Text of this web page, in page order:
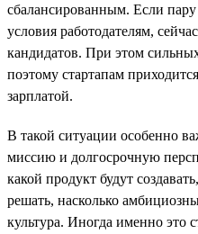
сбалансированным. Если
условия работодателям,
кандидатов. При этом
поэтому стартапам
зарплатой.
В такой ситуации особенно
миссию и долгосрочную
какой продукт будут
решать, насколько
культура. Иногда именно это